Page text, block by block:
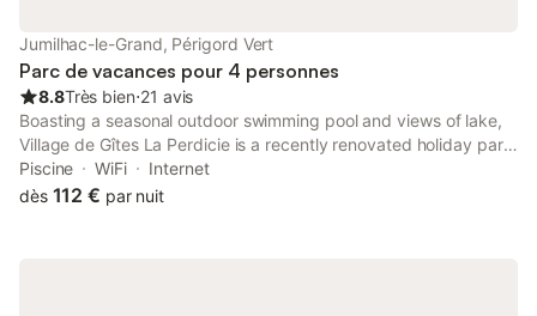
Jumilhac-le-Grand, Périgord Vert
Parc de vacances pour 4 personnes
8.8Très bien⋅21 avis
Boasting a seasonal outdoor swimming pool and views of lake,
Village de Gîtes La Perdicie is a recently renovated holiday park
situated in Jumilhac-le-Grand, 1.6 km from Jumilhac Castle.
Piscine WiFi
Internet
dès 112 € par nuit